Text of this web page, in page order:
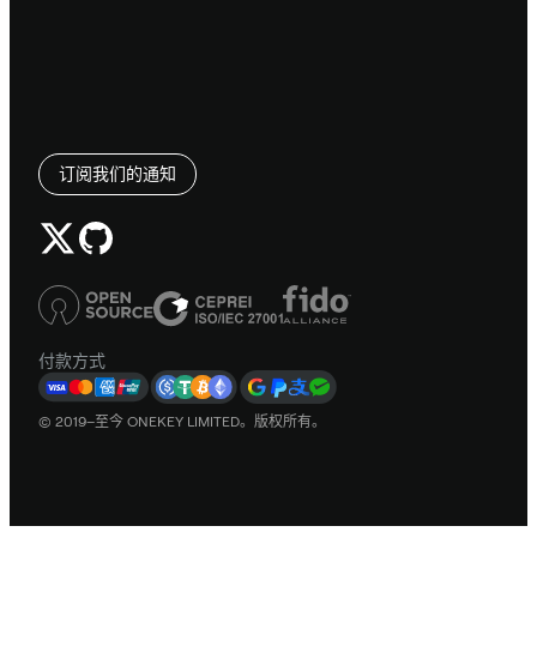
订阅我们的通知
付款方式
© 2019–至今 ONEKEY LIMITED。版权所有。